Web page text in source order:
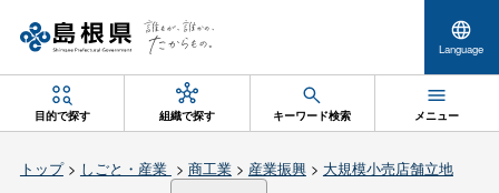
Language
目的で探す 組織で探す キーワード検索 メニュー
トップ> しごと・産業 > 商工業> 産業振興> 大規模小売店舗立地